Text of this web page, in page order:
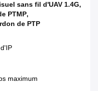
sans fil d'UAV 1.4G,
PTMP,
de PTP
maximum